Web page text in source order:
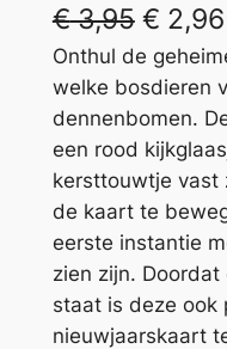
€3,95 € 2,96
Onthul de
welke bosdieren
dennenbomen.
een rood
kersttouwtje vast
de kaart te
eerste instantie
zien zijn.
staat is deze ook
nieuwjaarskaart